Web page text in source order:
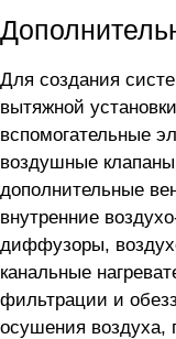
Для создания
вытяжной установки
вспомогательные
воздушные
дополнительные
внутренние
диффузоры,
канальные
фильтрации и
осушения воздуха,